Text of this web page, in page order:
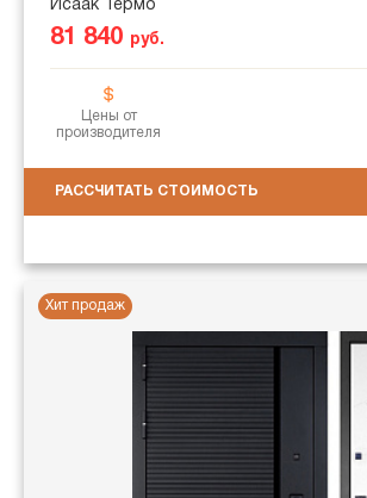
Исаак Термо
81 840 руб.
Цены от
производителя
РАССЧИТАТЬ СТОИМОСТЬ
Хит продаж